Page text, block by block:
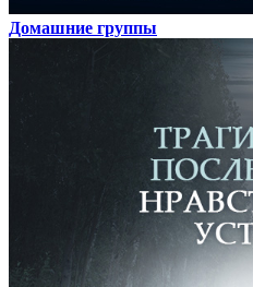
Домашние группы